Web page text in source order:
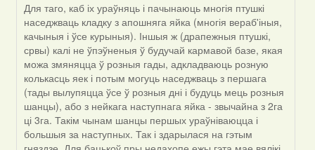
Для таго, каб іх ураўняць і пачынаюць многія птушкі
наседжваць кладку з апошняга яйка (многія вераб'іныя,
качыныя і ўсе курыныя). Іншыя ж (драпежныя птушкі,
срвы) калі не ўпэўненыя ў будучай кармавой базе, якая
можа змяняцца ў розныя гады, адкладваюць розную
колькасць яек і потым могуць наседжваць з першага
(тады вылупяцца ўсе ў розныя дні і будуць мець розныя
шанцы), або з нейкага наступнага яйка - звычайна з 2га
ці 3га. Такім чынам шанцы першых ураўніваюцца і
большыя за наступных. Так і здарылася на гэтым